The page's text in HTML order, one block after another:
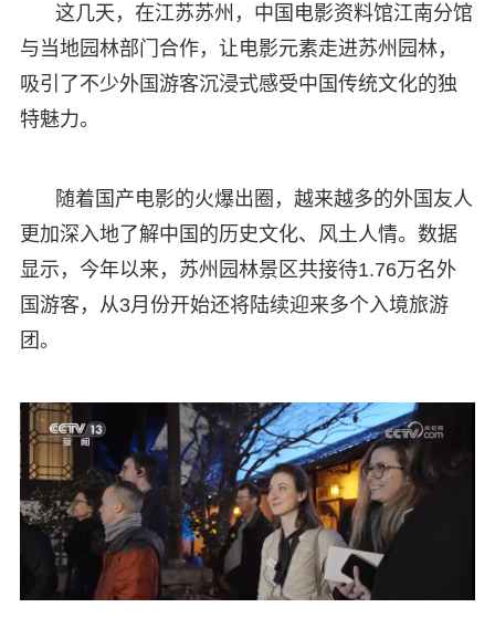
这几天，在江苏苏州，中国电影资料馆江南分馆
与当地园林部门合作，让电影元素走进苏州园林，
吸引了不少外国游客沉浸式感受中国传统文化的独
特魅力。
随着国产电影的火爆出圈，越来越多的外国友人
更加深入地了解中国的历史文化、风土人情。数据
显示，今年以来，苏州园林景区共接待1.76万名外
国游客，从3月份开始还将陆续迎来多个入境旅游
团。